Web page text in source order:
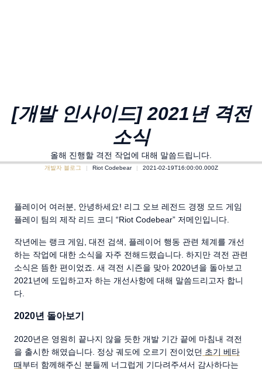
[개발 인사이드] 2021년 격전
소식
올해 진행할 격전 작업에 대해 말씀드립니다.
개발자 블로그 Riot Codebear 2021-02-19T16:00:00.000Z
플레이어 여러분, 안녕하세요! 리그 오브 레전드 경쟁 모드 게임
플레이 팀의 제작 리드 코디 “Riot Codebear” 저메인입니다.
작년에는 랭크 게임, 대전 검색, 플레이어 행동 관련 체계를 개선
하는 작업에 대한 소식을 자주 전해드렸습니다. 하지만 격전 관련
소식은 뜸한 편이었죠. 새 격전 시즌을 맞아 2020년을 돌아보고
2021년에 도입하고자 하는 개선사항에 대해 말씀드리고자 합니
다.
2020년 돌아보기
2020년은 영원히 끝나지 않을 듯한 개발 기간 끝에 마침내 격전
을 출시한 해였습니다. 정상 궤도에 오르기 전이었던 초기 베타
때부터 함께해주신 분들께 너그럽게 기다려주셔서 감사하다는